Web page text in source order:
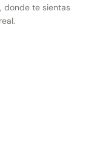
, donde te sientas